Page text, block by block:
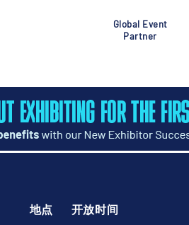
Global Event
Partner
地点 开放时间